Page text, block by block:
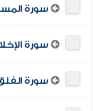
سورة
سورة
سورة